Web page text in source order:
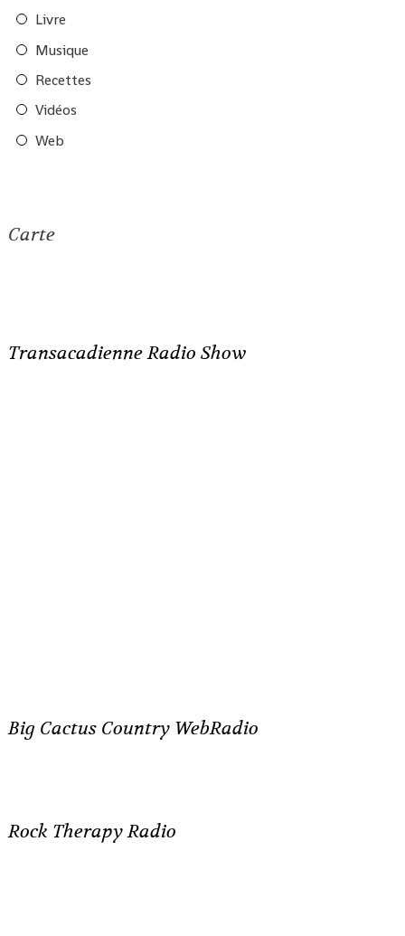
Livre
Musique
Recettes
Vidéos
Web
Carte
Transacadienne Radio Show
Big Cactus Country WebRadio
Rock Therapy Radio